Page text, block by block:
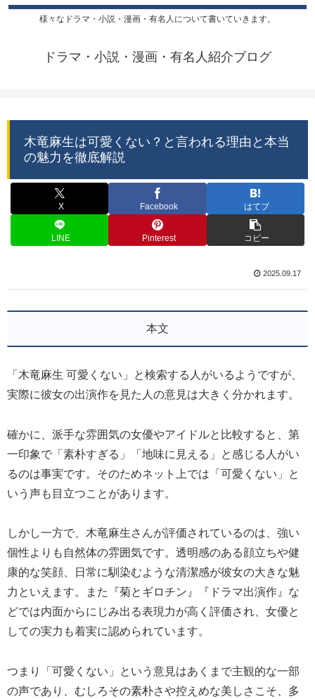
様々なドラマ・小説・漫画・有名人について書いていきます。
ドラマ・小説・漫画・有名人紹介ブログ
木竜麻生は可愛くない？と言われる理由と本当
の魅力を徹底解説
X Facebook はてブ
LINE Pinterest コピー
2025.09.17
本文
「木竜麻生 可愛くない」と検索する人がいるようですが、
実際に彼女の出演作を見た人の意見は大きく分かれます。
確かに、派手な雰囲気の女優やアイドルと比較すると、第
一印象で「素朴すぎる」「地味に見える」と感じる人がい
るのは事実です。そのためネット上では「可愛くない」と
いう声も目立つことがあります。
しかし一方で、木竜麻生さんが評価されているのは、強い
個性よりも自然体の雰囲気です。透明感のある顔立ちや健
康的な笑顔、日常に馴染むような清潔感が彼女の大きな魅
力といえます。また『菊とギロチン』『ドラマ出演作』な
どでは内面からにじみ出る表現力が高く評価され、女優と
しての実力も着実に認められています。
つまり「可愛くない」という意見はあくまで主観的な一部
の声であり、むしろその素朴さや控えめな美しさこそ、多